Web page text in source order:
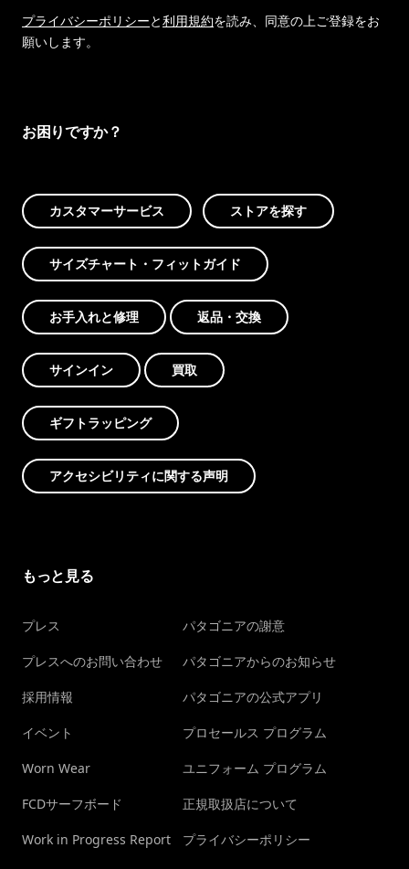
プライバシーポリシーと利用規約を読み、同意の上ご登録をお
願いします。
お困りですか？
カスタマーサービス ストアを探す
サイズチャート・フィットガイド
お手入れと修理 返品・交換
サインイン 買取
ギフトラッピング
アクセシビリティに関する声明
もっと見る
プレス
プレスへのお問い合わせ
採用情報
イベント
Worn Wear
FCDサーフボード
Work in Progress Report
パタゴニアの謝意
パタゴニアからのお知らせ
パタゴニアの公式アプリ
プロセールス プログラム
ユニフォーム プログラム
正規取扱店について
プライバシーポリシー